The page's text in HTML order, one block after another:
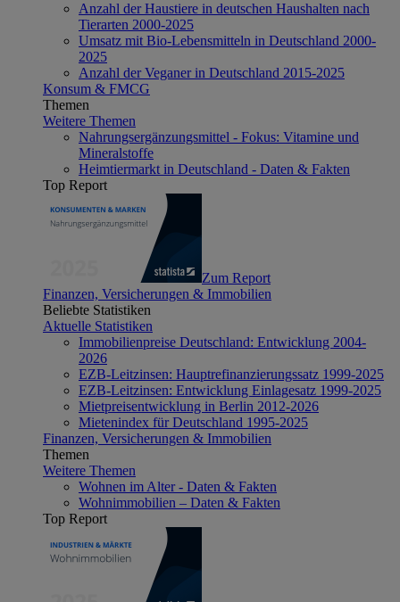
Anzahl der Haustiere in deutschen Haushalten nach
Tierarten 2000-2025
Umsatz mit Bio-Lebensmitteln in Deutschland 2000-
2025
Anzahl der Veganer in Deutschland 2015-2025
Konsum & FMCG
Themen
Weitere Themen
Nahrungsergänzungsmittel - Fokus: Vitamine und
Mineralstoffe
Heimtiermarkt in Deutschland - Daten & Fakten
Top Report
Zum Report
Finanzen, Versicherungen & Immobilien
Beliebte Statistiken
Aktuelle Statistiken
Immobilienpreise Deutschland: Entwicklung 2004-
2026
EZB-Leitzinsen: Hauptrefinanzierungssatz 1999-2025
EZB-Leitzinsen: Entwicklung Einlagesatz 1999-2025
Mietpreisentwicklung in Berlin 2012-2026
Mietenindex für Deutschland 1995-2025
Finanzen, Versicherungen & Immobilien
Themen
Weitere Themen
Wohnen im Alter - Daten & Fakten
Wohnimmobilien – Daten & Fakten
Top Report